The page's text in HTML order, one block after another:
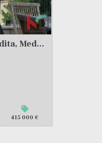
Appartamento, 122 m2, Vendita, Medulin
415 000 €